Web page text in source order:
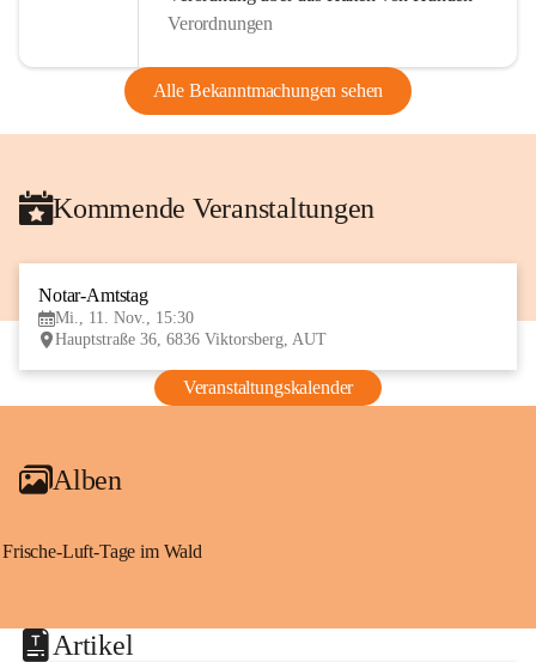
Verordnungen
Alle Bekanntmachungen sehen
Kommende Veranstaltungen
Notar-Amtstag
Mi., 11. Nov., 15:30
Hauptstraße 36, 6836 Viktorsberg, AUT
Veranstaltungskalender
Alben
Frische-Luft-Tage im Wald
Artikel